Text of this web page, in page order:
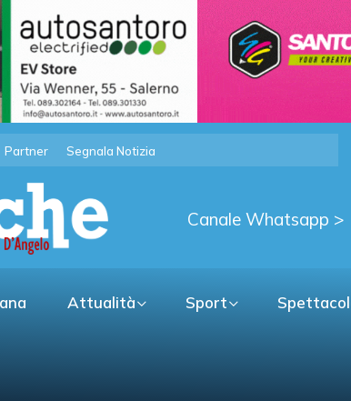
Partner Segnala Notizia
Canale Whatsapp >
Attualità Sport